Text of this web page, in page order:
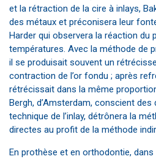
et la rétraction de la cire à inlays,
des métaux et préconisera leur
Harder qui observera la réaction du
températures. Avec la méthode de
il se produisait souvent un
contraction de l’or fondu ; après
rétrécissait dans la même
Bergh, d’Amsterdam, conscient
technique de l’inlay, détrônera la
directes au profit de la méthode
En prothèse et en orthodontie,